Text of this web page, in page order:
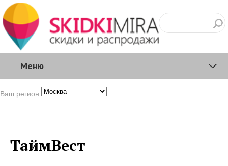
Меню
Ваш регион:
ТаймВест